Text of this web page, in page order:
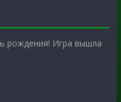
рождения! Игра вышла